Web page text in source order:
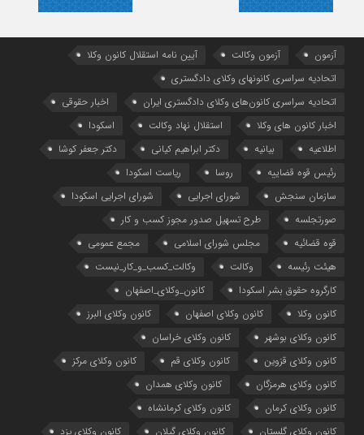
آزمون آزمون وکالت
آیین ‌نامه استقلال کانون وکلا
اتحادیه سراسری کانونهای وکلای دادگستری
اتحادیه سراسری کانون‌های وکلای دادگستری ایران
اخبار حقوقی
اخبار کانون های وکلا
استقلال نهاد وکالت
اسکودا
اطلاعیه
بیانیه دکتر ابراهیم کیانی
دکتر جعفر کوشا
رئیس قوه قضاییه
روسا
ریاست اسکودا
سازمان سنجش
شورای اجرایی
شورای اجرایی اسکودا
صورتجلسه
طرح تسهیل صدور مجوز کسب و کار
قوه قضائیه
مجلس شورای اسلامی
مجمع عمومی
هیئت رئیسه
وکالت
وکالت_کسب_و_کار_نیست
کارگروه حقوق بشر اسکودا
کانون_وکلای_اصفهان
کانون وکلا
کانون وکلای اصفهان
کانون وکلای البرز
کانون وکلای بوشهر
کانون وکلای خراسان
کانون وکلای قزوین
کانون وکلای قم
کانون وکلای مرکز
کانون وکلای هرمزگان
کانون وکلای همدان
کانون وکلای کرمان
کانون وکلای کرمانشاه
کانون وکلای گلستان
کانون وکلای گیلان کانون وکلای یزد